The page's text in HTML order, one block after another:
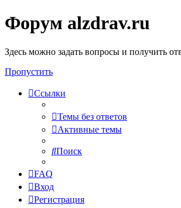
Форум alzdrav.ru
Здесь можно задать вопросы и получить
Пропустить
Ссылки
Темы без ответов
Активные темы
Поиск
FAQ
Вход
Регистрация